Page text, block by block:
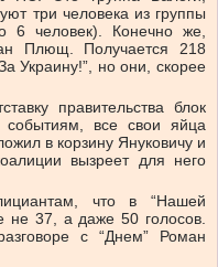
три человека из группы
6 человек). Конечно же,
Плющ. Получается 218
Украину!”, но они, скорее
правительства блок
все свои яйца
в корзину Януковичу и
вызреет для него
что в “Нашей
не 37, а даже 50 голосов.
с “Днем” Роман